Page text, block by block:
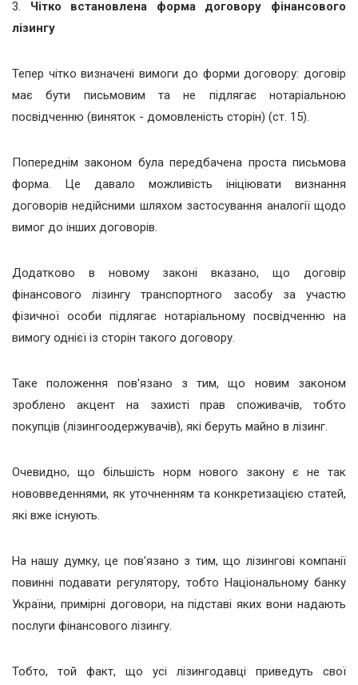
3. Чітко встановлена форма договору фінансового
лізингу
Тепер чітко визначені вимоги до форми договору: договір
має бути письмовим та не підлягає нотаріальною
посвідченню (виняток - домовленість сторін) (ст. 15).
Попереднім законом була передбачена проста письмова
форма. Це давало можливість ініціювати визнання
договорів недійсними шляхом застосування аналогії щодо
вимог до інших договорів.
Додатково в новому законі вказано, що договір
фінансового лізингу транспортного засобу за участю
фізичної особи підлягає нотаріальному посвідченню на
вимогу однієї із сторін такого договору.
Таке положення пов'язано з тим, що новим законом
зроблено акцент на захисті прав споживачів, тобто
покупців (лізингоодержувачів), які беруть майно в лізинг.
Очевидно, що більшість норм нового закону є не так
нововведеннями, як уточненням та конкретизацією статей,
які вже існують.
На нашу думку, це пов'язано з тим, що лізингові компанії
повинні подавати регулятору, тобто Національному банку
України, примірні договори, на підставі яких вони надають
послуги фінансового лізингу.
Тобто, той факт, що усі лізингодавці приведуть свої